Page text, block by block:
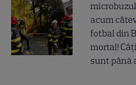
acum
fotbal din
mortal!
sunt până